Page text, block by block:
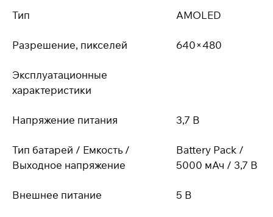
Тип AMOLED
Разрешение, пикселей 640×480
Эксплуатационные
характеристики
Напряжение питания 3,7 В
Тип батарей / Емкость /
Выходное напряжение
Battery Pack /
5000 мАч / 3,7 В
Внешнее питание 5 В